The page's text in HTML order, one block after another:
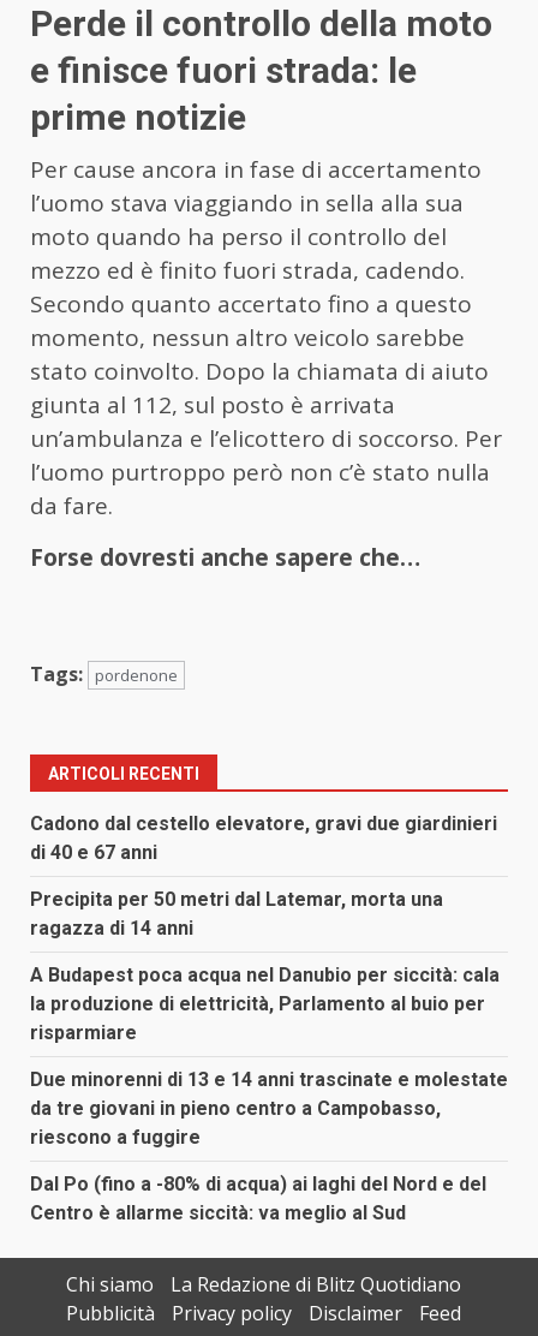
Perde il controllo della moto
e finisce fuori strada: le
prime notizie
Per cause ancora in fase di accertamento
l’uomo stava viaggiando in sella alla sua
moto quando ha perso il controllo del
mezzo ed è finito fuori strada, cadendo.
Secondo quanto accertato fino a questo
momento, nessun altro veicolo sarebbe
stato coinvolto. Dopo la chiamata di aiuto
giunta al 112, sul posto è arrivata
un’ambulanza e l’elicottero di soccorso. Per
l’uomo purtroppo però non c’è stato nulla
da fare.
Forse dovresti anche sapere che…
Tags: pordenone
ARTICOLI RECENTI
Cadono dal cestello elevatore, gravi due giardinieri
di 40 e 67 anni
Precipita per 50 metri dal Latemar, morta una
ragazza di 14 anni
A Budapest poca acqua nel Danubio per siccità: cala
la produzione di elettricità, Parlamento al buio per
risparmiare
Due minorenni di 13 e 14 anni trascinate e molestate
da tre giovani in pieno centro a Campobasso,
riescono a fuggire
Dal Po (fino a -80% di acqua) ai laghi del Nord e del
Centro è allarme siccità: va meglio al Sud
Chi siamo
La Redazione di Blitz Quotidiano
Pubblicità
Privacy policy Disclaimer Feed